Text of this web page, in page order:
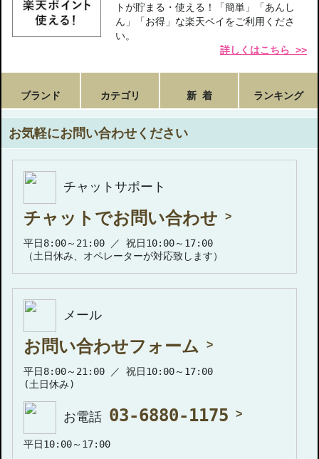
トが貯まる・使える！「簡単」「あんし
ん」「お得」な楽天ペイをご利用くださ
い。
詳しくはこちら >>
ブランド カテゴリ 新 着 ランキング
お気軽にお問い合わせください
チャットサポート
チャットでお問い合わせ
平日8:00～21:00 ／ 祝日10:00～17:00
（土日休み、オペレーターが対応致します）
メール
お問い合わせフォーム
平日8:00～21:00 ／ 祝日10:00～17:00
(土日休み)
お電話 03-6880-1175
平日10:00～17:00